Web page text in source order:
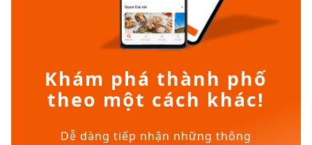
Khám phá thành phố
theo một cách khác!
Dễ dàng tiếp nhận những thông